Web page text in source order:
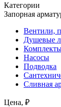
Категории
Запорная
Вентили,
Душевые
Насосы
Подводка
Сливная
Цена, ₽